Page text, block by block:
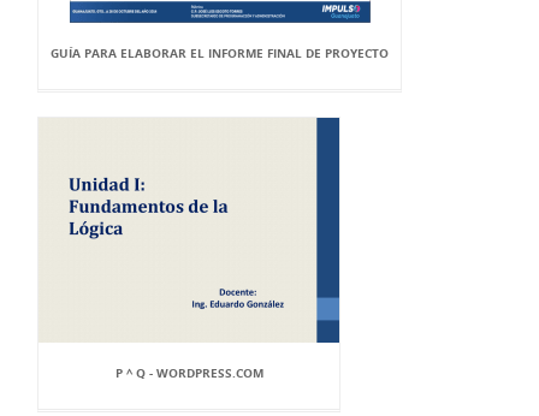
GUÍA PARA ELABORAR EL INFORME FINAL DE PROYECTO
P ^ Q - WORDPRESS.COM